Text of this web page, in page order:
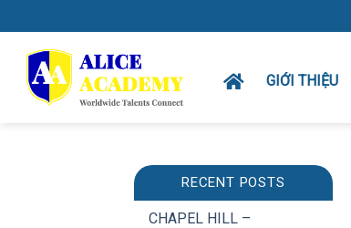
to
content
GIỚI THIỆU
RECENT POSTS
CHAPEL HILL –